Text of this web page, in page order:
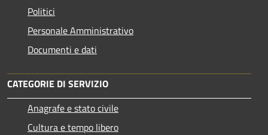
Politici
Personale Amministrativo
Documenti e dati
CATEGORIE DI SERVIZIO
Anagrafe e stato civile
Cultura e tempo libero